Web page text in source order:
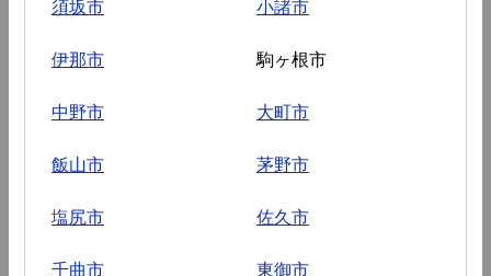
須坂市 小諸市
伊那市 駒ヶ根市
中野市 大町市
飯山市 茅野市
塩尻市 佐久市
千曲市 東御市